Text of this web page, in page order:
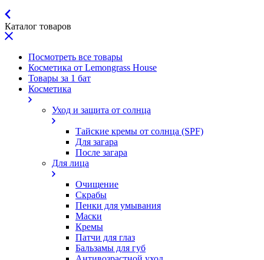
Каталог товаров
Посмотреть все товары
Косметика от Lemongrass House
Товары за 1 бат
Косметика
Уход и защита от солнца
Тайские кремы от солнца (SPF)
Для загара
После загара
Для лица
Очищение
Скрабы
Пенки для умывания
Маски
Кремы
Патчи для глаз
Бальзамы для губ